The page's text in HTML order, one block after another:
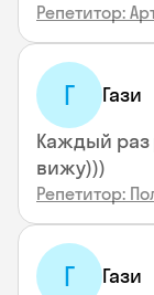
Репетитор:
Г Гази
Каждый раз
вижу)))
Репетитор:
Г Гази